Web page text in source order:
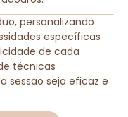
personalizando
específicas
de cada
técnicas
sessão seja eficaz e